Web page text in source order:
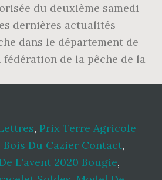
du deuxième samedi
dernières actualités
dans le département de
de la pêche de la
, Prix Terre Agricole
Bois Du Cazier Contact,
L'avent 2020 Bougie,